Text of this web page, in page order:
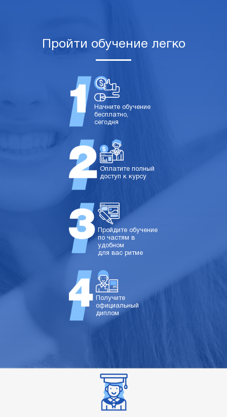
Пройти обучение легко
Начните обучение
бесплатно,
сегодня
Оплатите полный
доступ к курсу
Пройдите обучение
по частям в
удобном
для вас ритме
Получите
официальный
диплом